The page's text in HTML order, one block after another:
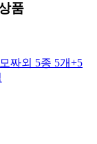
품
짜외 5종 5개+5